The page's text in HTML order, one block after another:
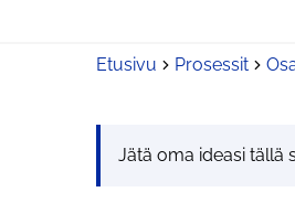
Etusivu Prosessit
Jätä oma ideasi tällä